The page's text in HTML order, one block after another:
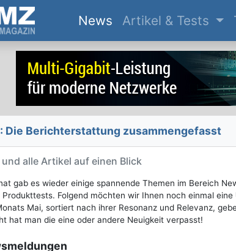
News(current)
Artikel & Tests
Die Bericht­erstattung zusammengefasst
alle Artikel auf einen Blick
gab es wieder einige spannende Themen im Bereich
Folgend möchten wir Ihnen noch einmal
Mai, sortiert nach ihrer Resonanz und Relevanz,
hat man die eine oder andere Neuigkeit verpasst!